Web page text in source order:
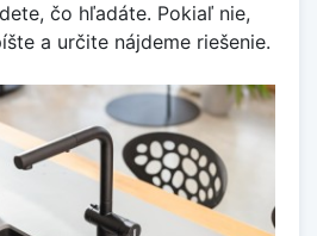
čo hľadáte. Pokiaľ nie,
a určite nájdeme riešenie.